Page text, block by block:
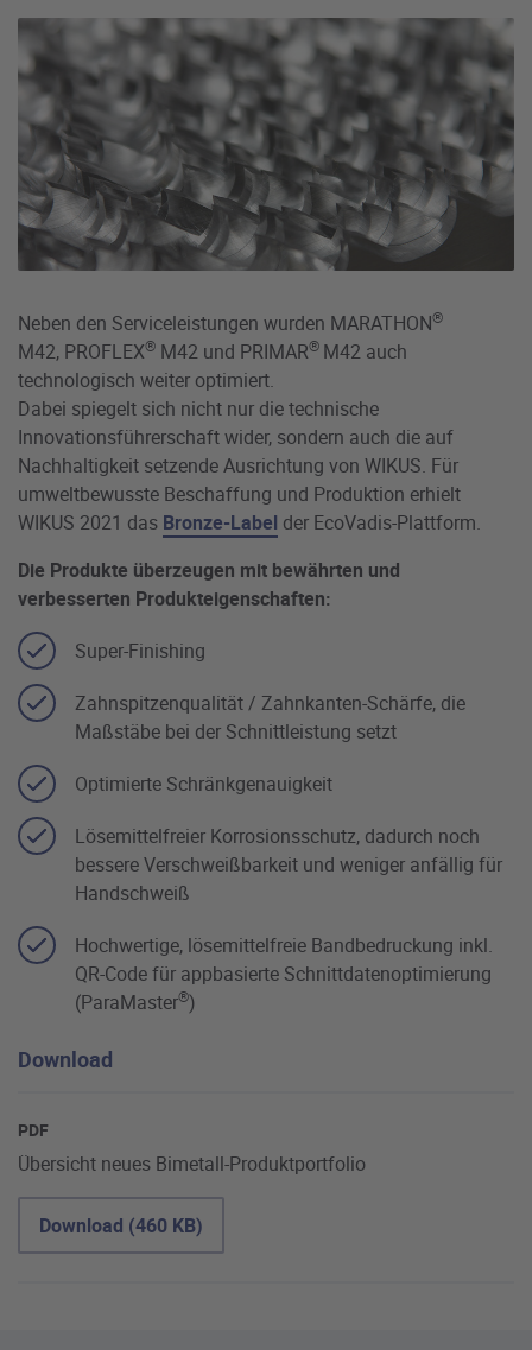
Neben den Serviceleistungen wurden MARATHON®
M42, PROFLEX® M42 und PRIMAR® M42 auch
technologisch weiter optimiert.
Dabei spiegelt sich nicht nur die technische
Innovationsführerschaft wider, sondern auch die auf
Nachhaltigkeit setzende Ausrichtung von WIKUS. Für
umweltbewusste Beschaffung und Produktion erhielt
WIKUS 2021 das Bronze-Label der EcoVadis-Plattform.
Die Produkte überzeugen mit bewährten und
verbesserten Produkteigenschaften:
Super-Finishing
Zahnspitzenqualität / Zahnkanten-Schärfe, die
Maßstäbe bei der Schnittleistung setzt
Optimierte Schränkgenauigkeit
Lösemittelfreier Korrosionsschutz, dadurch noch
bessere Verschweißbarkeit und weniger anfällig für
Handschweiß
Hochwertige, lösemittelfreie Bandbedruckung inkl.
QR-Code für appbasierte Schnittdatenoptimierung
(ParaMaster®)
Download
PDF
Übersicht neues Bimetall-Produktportfolio
Download (460 KB)